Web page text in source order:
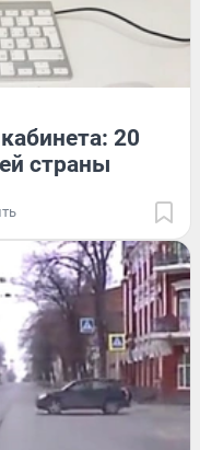
20
страны